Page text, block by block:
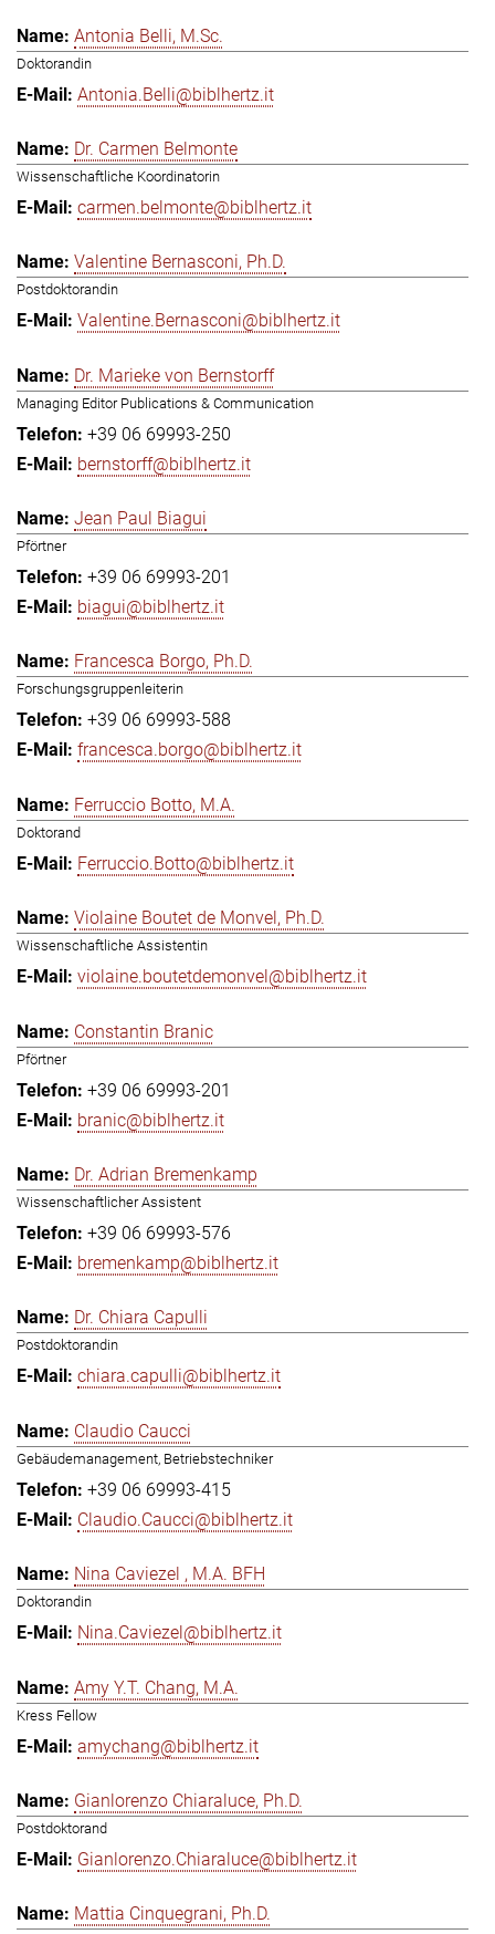
Antonia Belli, M.Sc.
Doktorandin
Antonia.Belli@biblhertz.it
Dr. Carmen Belmonte
Wissenschaftliche Koordinatorin
carmen.belmonte@biblhertz.it
Valentine Bernasconi, Ph.D.
Postdoktorandin
Valentine.Bernasconi@biblhertz.it
Dr. Marieke von Bernstorff
Managing Editor Publications & Communication
+39 06 69993-250
bernstorff@biblhertz.it
Jean Paul Biagui
Pförtner
+39 06 69993-201
biagui@biblhertz.it
Francesca Borgo, Ph.D.
Forschungsgruppenleiterin
+39 06 69993-588
francesca.borgo@biblhertz.it
Ferruccio Botto, M.A.
Doktorand
Ferruccio.Botto@biblhertz.it
Violaine Boutet de Monvel, Ph.D.
Wissenschaftliche Assistentin
violaine.boutetdemonvel@biblhertz.it
Constantin Branic
Pförtner
+39 06 69993-201
branic@biblhertz.it
Dr. Adrian Bremenkamp
Wissenschaftlicher Assistent
+39 06 69993-576
bremenkamp@biblhertz.it
Dr. Chiara Capulli
Postdoktorandin
chiara.capulli@biblhertz.it
Claudio Caucci
Gebäudemanagement, Betriebstechniker
+39 06 69993-415
Claudio.Caucci@biblhertz.it
Nina Caviezel , M.A. BFH
Doktorandin
Nina.Caviezel@biblhertz.it
Amy Y.T. Chang, M.A.
Kress Fellow
amychang@biblhertz.it
Gianlorenzo Chiaraluce, Ph.D.
Postdoktorand
Gianlorenzo.Chiaraluce@biblhertz.it
Mattia Cinquegrani, Ph.D.